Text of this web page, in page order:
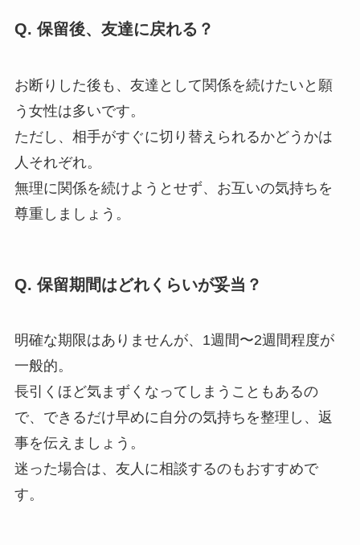
Q. 保留後、友達に戻れる？
お断りした後も、友達として関係を続けたいと願
う女性は多いです。
ただし、相手がすぐに切り替えられるかどうかは
人それぞれ。
無理に関係を続けようとせず、お互いの気持ちを
尊重しましょう。
Q. 保留期間はどれくらいが妥当？
明確な期限はありませんが、1週間〜2週間程度が
一般的。
長引くほど気まずくなってしまうこともあるの
で、できるだけ早めに自分の気持ちを整理し、返
事を伝えましょう。
迷った場合は、友人に相談するのもおすすめで
す。